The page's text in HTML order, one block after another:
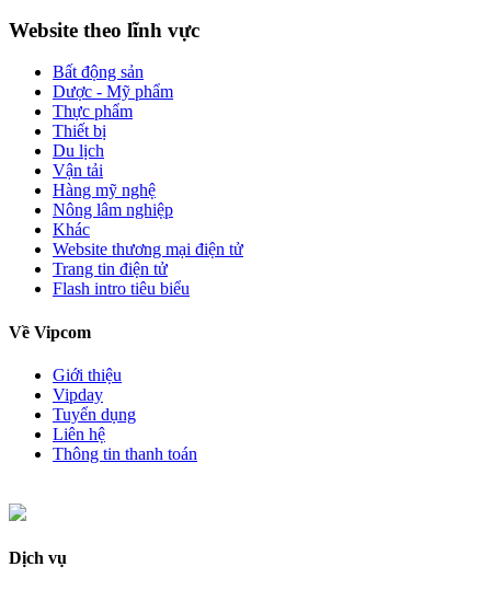
Website theo lĩnh vực
Bất động sản
Dược - Mỹ phẩm
Thực phẩm
Thiết bị
Du lịch
Vận tải
Hàng mỹ nghệ
Nông lâm nghiệp
Khác
Website thương mại điện tử
Trang tin điện tử
Flash intro tiêu biểu
Về Vipcom
Giới thiệu
Vipday
Tuyển dụng
Liên hệ
Thông tin thanh toán
Dịch vụ